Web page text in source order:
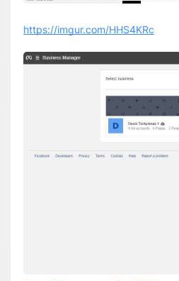
https://imgur.com/HHS4KRc